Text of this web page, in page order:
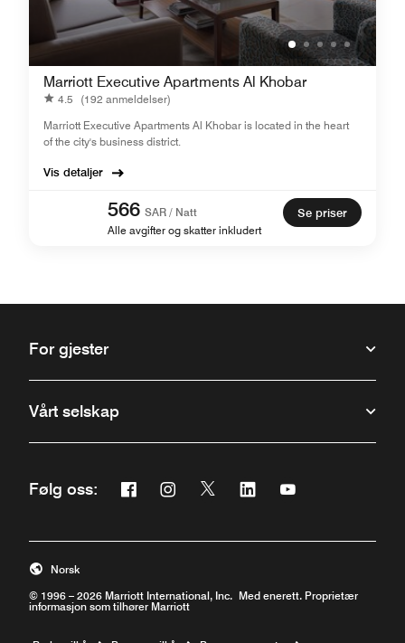
Marriott Executive Apartments Al Khobar
4.5
(192 anmeldelser)
Marriott Executive Apartments Al Khobar is located in the heart
of the city's business district.
Vis detaljer
566 SAR / Natt
Alle avgifter og skatter inkludert
Se priser
For gjester
Vårt selskap
Følg oss: Facebook
Åpner et nytt vindu
Instagram
Åpner et nytt vindu
Twitter
Åpner et nytt vindu
Linkedin
Åpner et nytt vindu
Åpner et nytt
© 1996 – 2026 Marriott International, Inc. Med enerett. Proprietær
informasjon som tilhører Marriott
Norsk